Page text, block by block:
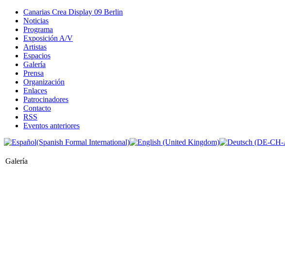
Canarias Crea Display 09 Berlin
Noticias
Programa
Exposición A/V
Artistas
Espacios
Galería
Prensa
Organización
Enlaces
Patrocinadores
Contacto
RSS
Eventos anteriores
Galería